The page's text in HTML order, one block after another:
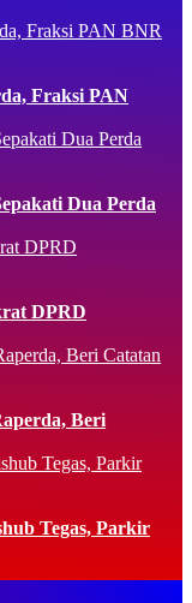
Fraksi PAN
Dua Perda
DPRD
Beri
Tegas, Parkir